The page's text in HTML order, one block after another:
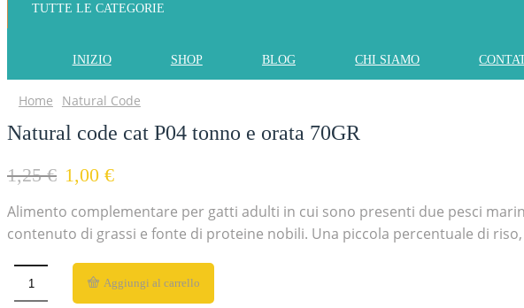
TUTTE LE CATEGORIE
INIZIO SHOP BLOG CHI SIAMO
Home Natural Code
Natural code cat P04 tonno e orata 70GR
1,25€ 1,00 €
Alimento complementare per gatti adulti in cui sono presenti due pesci
contenuto di grassi e fonte di proteine nobili. Una piccola percentuale di
Aggiungi al carrello